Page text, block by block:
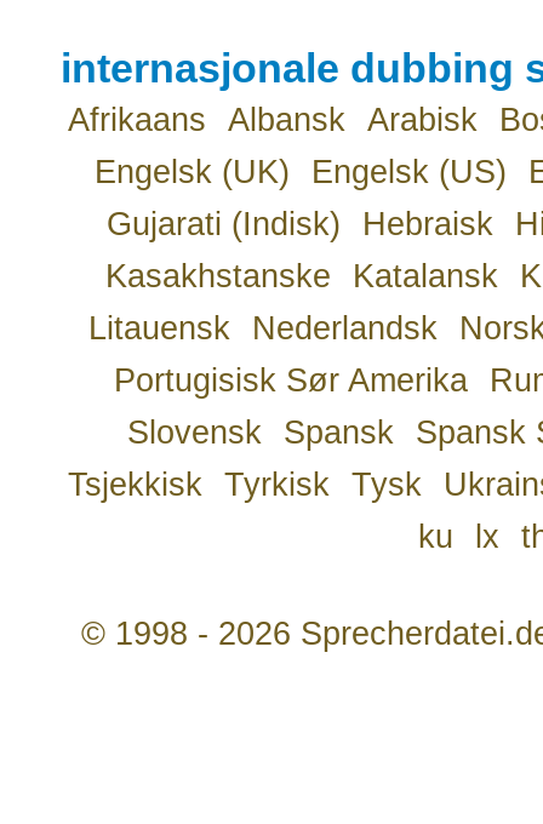
internasjonale dubbing
Afrikaans Albansk Arabisk
Engelsk (UK)
Engelsk (US)
Gujarati (Indisk)
Hebraisk
Kasakhstanske
Katalansk
Litauensk
Nederlandsk
Portugisisk Sør Amerika
Slovensk
Spansk
Spansk
Tsjekkisk
Tyrkisk Tysk
ku
lx
© 1998 - 2026